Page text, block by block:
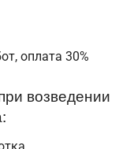
оплата 30%
возведении